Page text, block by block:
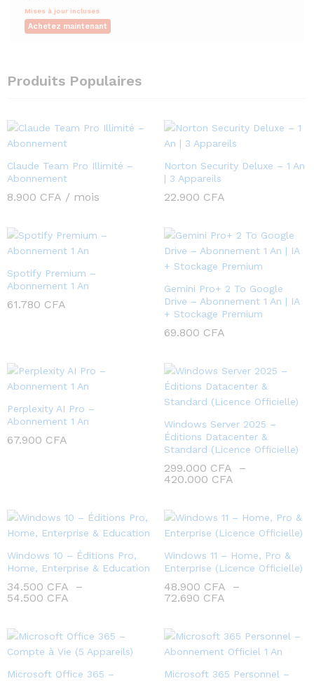
Mises à jour incluses
Achetez maintenant
Produits Populaires
Claude Team Pro Illimité –
Abonnement
8.900 CFA / mois
Norton Security Deluxe – 1 An
| 3 Appareils
22.900 CFA
Spotify Premium –
Abonnement 1 An
61.780 CFA
Gemini Pro+ 2 To Google
Drive – Abonnement 1 An | IA
+ Stockage Premium
69.800 CFA
Perplexity AI Pro –
Abonnement 1 An
67.900 CFA
Windows Server 2025 –
Éditions Datacenter &
Standard (Licence Officielle)
299.000 CFA
–
420.000 CFA
Windows 10 – Éditions Pro,
Home, Enterprise & Education
34.500 CFA
–
54.500 CFA
Windows 11 – Home, Pro &
Enterprise (Licence Officielle)
48.900 CFA
–
72.690 CFA
Microsoft Office 365 – Microsoft 365 Personnel –